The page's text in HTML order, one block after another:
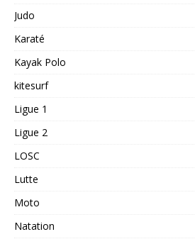
Judo
Karaté
Kayak Polo
kitesurf
Ligue 1
Ligue 2
LOSC
Lutte
Moto
Natation